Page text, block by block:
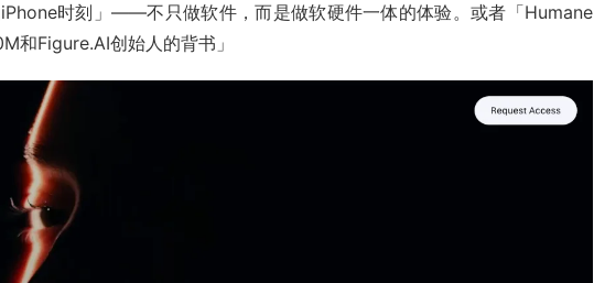
iPhone时刻」——不只做软件，而是做软硬件一体的体验。或者「Humane
和Figure.AI创始人的背书」